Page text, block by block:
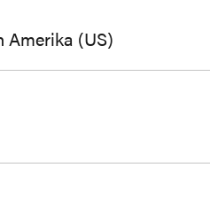
Amerika (US)